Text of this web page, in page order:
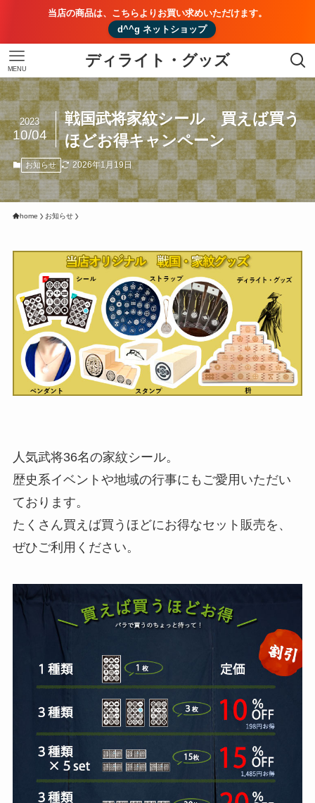
当店の商品は、こちらよりお買い求めいただけます。
d^^g ネットショップ
ディライト・グッズ
MENU
戦国武将家紋シール 買えば買う
ほどお得キャンペーン
2023
10/04
お知らせ 2026年1月19日
home お知らせ
人気武将36名の家紋シール。
歴史系イベントや地域の行事にもご愛用いただい
ております。
たくさん買えば買うほどにお得なセット販売を、
ぜひご利用ください。